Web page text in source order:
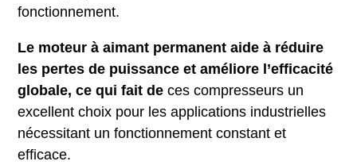
fonctionnement.
Le moteur à aimant permanent aide à réduire
les pertes de puissance et améliore l’efficacité
globale, ce qui fait deces compresseurs un
excellent choix pour les applications industrielles
nécessitant un fonctionnement constant et
efficace.